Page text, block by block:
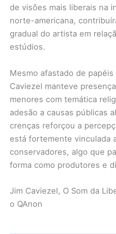
de visões mais liberais na
norte-americana,
gradual do artista em
estúdios.
Mesmo afastado de
Caviezel manteve
menores com temática
adesão a causas públicas
crenças reforçou a
está fortemente vinculada
conservadores, algo que
forma como produtores e
Jim Caviezel, O Som da
o QAnon